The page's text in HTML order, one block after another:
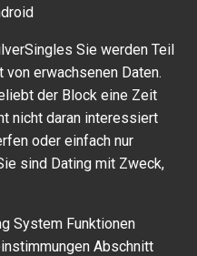
Sie werden Teil
erwachsenen Daten.
der Block eine Zeit
nicht daran interessiert
oder einfach nur
sind Dating mit Zweck,
System Funktionen
Abschnitt